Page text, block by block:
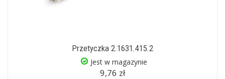
Przetyczka 2.1631.415.2
Jest w magazynie
9,76 zł